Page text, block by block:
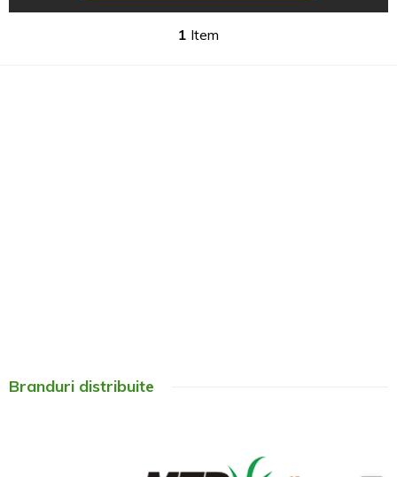
1 Item
Branduri distribuite